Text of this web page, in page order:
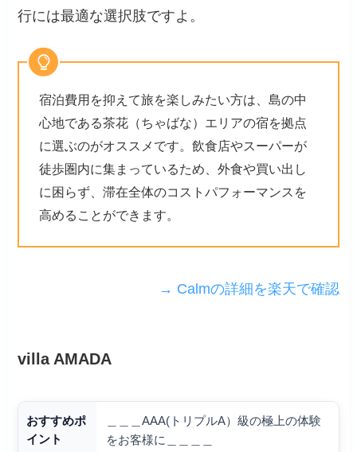
行には最適な選択肢ですよ。
宿泊費用を抑えて旅を楽しみたい方は、島の中
心地である茶花（ちゃばな）エリアの宿を拠点
に選ぶのがオススメです。飲食店やスーパーが
徒歩圏内に集まっているため、外食や買い出し
に困らず、滞在全体のコストパフォーマンスを
高めることができます。
→ Calmの詳細を楽天で確認
villa AMADA
おすすめポ
イント
＿＿＿AAA(トリプルA）級の極上の体験
をお客様に＿＿＿＿